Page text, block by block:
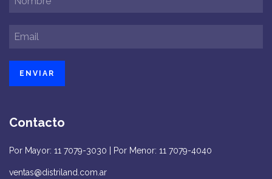
Contacto
Por Mayor: 11 7079-3030 | Por Menor: 11 7079-4040
ventas@distriland.com.ar